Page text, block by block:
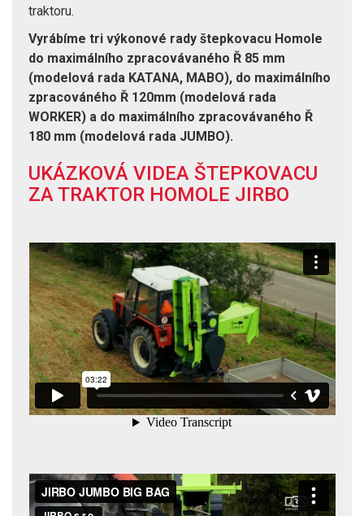
traktoru.
Vyrábíme tri výkonové rady štepkovacu Homole
do maximálního zpracovávaného Ř 85 mm
(modelová rada KATANA, MABO), do maximálního
zpracováného Ř 120mm (modelová rada
WORKER) a do maximálního zpracovávaného Ř
180 mm (modelová rada JUMBO).
UKÁZKOVÁ VIDEA ŠTEPKOVACU
ZA TRAKTOR HOMOLE JIRBO